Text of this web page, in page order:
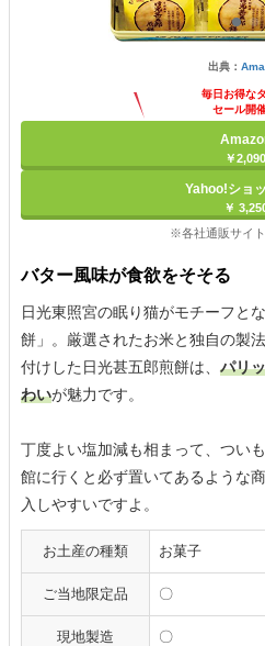
出典：
毎日お得な
セール開
￥2,090
Yahoo!ショ
￥
※各社通販サイ
バター風味が食欲をそそる
日光東照宮の眠り猫がモチーフと
餅」。厳選されたお米と独自の製
付けした日光甚五郎煎餅は、 パリ
わいが魅力です。
丁度よい塩加減も相まって、つい
館に行くと必ず置いてあるような
入しやすいですよ。
お土産の種類 お菓子
ご当地限定品 〇
現地製造 〇